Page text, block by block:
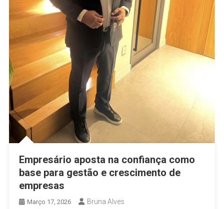
Empresário aposta na confiança como
base para gestão e crescimento de
empresas
Março 17, 2026 Bruna Alves